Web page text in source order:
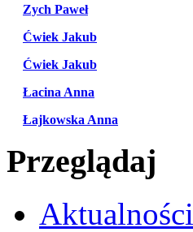
Zych Paweł
Ćwiek Jakub
Ćwiek Jakub
Łacina Anna
Łajkowska Anna
Przeglądaj
Aktualności